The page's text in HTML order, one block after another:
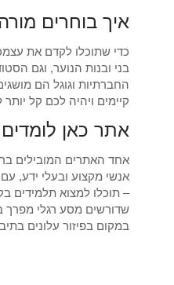
איך בוחרים
כדי שתוכלו לקדם את
בני ובנות הנוער, וגם
החברתיות וגוגל הם
קיימים ויהיה לכם קל
אתר כאן לומדים
אחד האתרים המובילים
אנשי מקצוע ובעלי ידע,
– תוכלו למצוא תלמידים
שדורשים מסע רגלי מפרך
במקום בפיזור עלונים